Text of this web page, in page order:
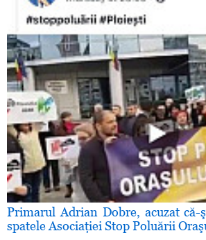
Primarul Adrian Dobre, acuzat că-
spatele Asociaţiei Stop Poluării